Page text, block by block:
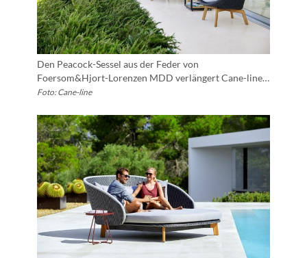
Den Peacock-Sessel aus der Feder von
Foersom&Hjort-Lorenzen MDD verlängert Cane-line…
Foto: Cane-line